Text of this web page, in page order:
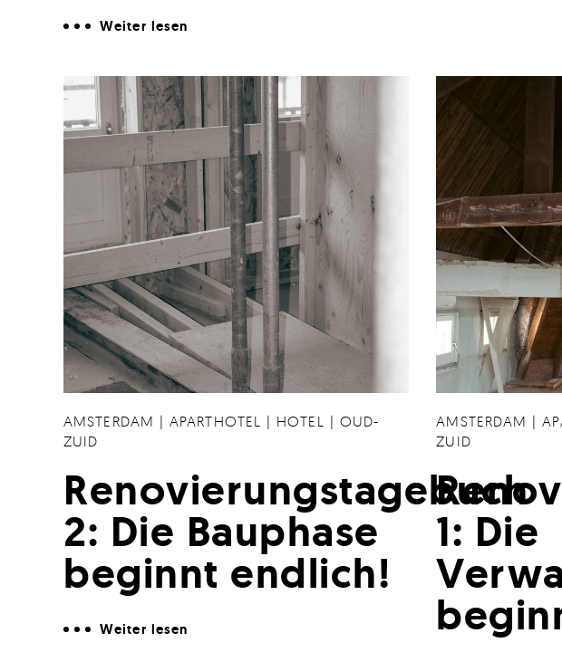
Weiter lesen
AMSTERDAM | APARTHOTEL | HOTEL | OUD-
ZUID
Renovierungstagebuch
2: Die Bauphase
beginnt endlich!
Weiter lesen
AMSTERDAM |
ZUID
1: Die